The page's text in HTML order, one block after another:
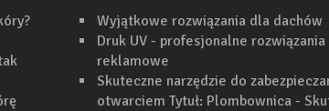
Wyjątkowe rozwiązania dla dachów
Druk UV - profesjonalne rozwiązania
reklamowe
Skuteczne narzędzie do
otwarciem Tytuł: Plombownica -